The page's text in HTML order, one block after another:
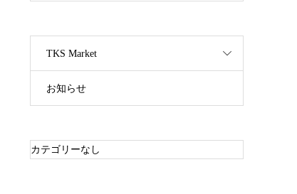
TKS Market
お知らせ
カテゴリーなし